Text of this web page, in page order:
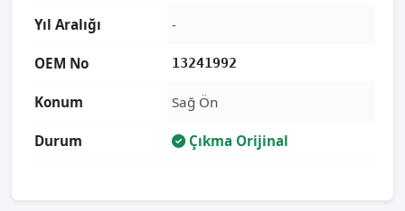
Yıl Aralığı -
OEM No 13241992
Konum Sağ Ön
Durum Çıkma Orijinal